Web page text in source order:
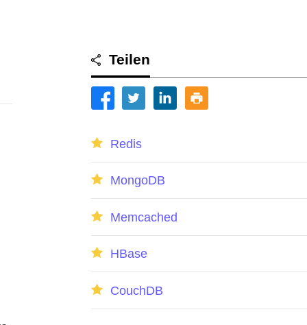
Teilen
Redis
MongoDB
Memcached
HBase
CouchDB